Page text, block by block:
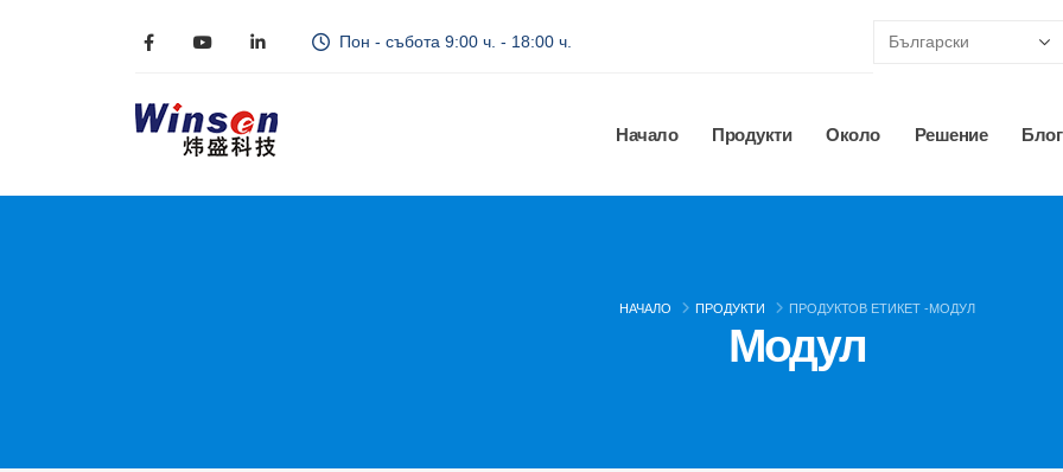
Пон - събота 9:00 ч. - 18:00 ч.
Начало Продукти Около Решение Блог
НАЧАЛО ПРОДУКТИ ПРОДУКТОВ ЕТИКЕТ -МОДУЛ
Модул